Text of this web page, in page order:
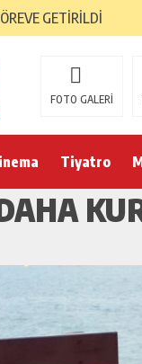
GETİRİLDİ
FOTO GALERİ
Tiyatro